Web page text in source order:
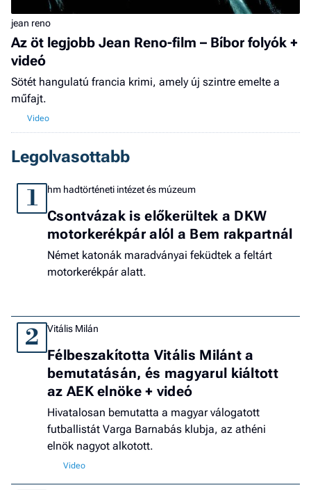
jean reno
Az öt legjobb Jean Reno-film – Bíbor folyók +
videó
Sötét hangulatú francia krimi, amely új szintre emelte a
műfajt.
Legolvasottabb
1 hm hadtörténeti intézet és múzeum
Csontvázak is előkerültek a DKW
motorkerékpár alól a Bem rakpartnál
Német katonák maradványai feküdtek a feltárt
motorkerékpár alatt.
2 Vitális Milán
Félbeszakította Vitális Milánt a
bemutatásán, és magyarul kiáltott
az AEK elnöke + videó
Hivatalosan bemutatta a magyar válogatott
futballistát Varga Barnabás klubja, az athéni
elnök nagyot alkotott.